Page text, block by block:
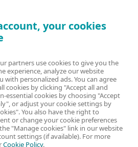
klients?
your cookies
partners use cookies to give you the
experience, analyze our website
with personalized ads. You can agree
cookies by clicking "Accept all and
essential cookies by choosing "Accept
or adjust your cookie settings by
You also have the right to
or change your cookie preferences
"Manage cookies" link in our website
settings (if available). For more
Cookie Policy.